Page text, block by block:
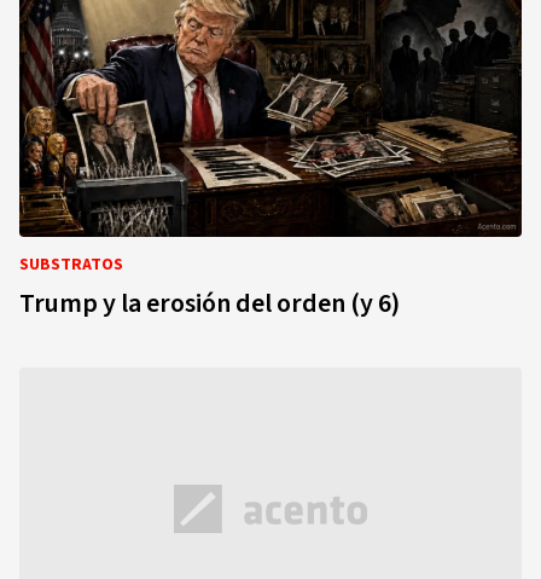
SUBSTRATOS
Trump y la erosión del orden (y 6)